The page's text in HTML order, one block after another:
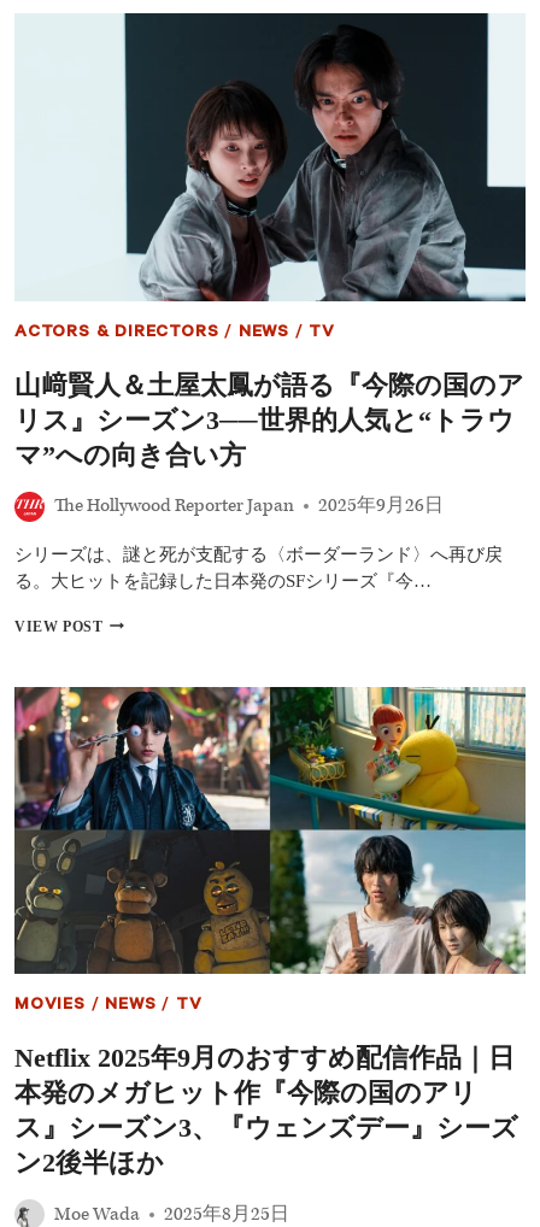
ッ
会
「SIGNAL181」
第
1
作
年
版
MER
走
る
緊
救
室
～
海
シ
ョ
ン』
ほ
か
ACTORS & DIRECTORS / NEWS / TV
山﨑賢人＆土屋太鳳が語る『今際の国のア
リス』シーズン3──世界的人気と“トラウ
マ”への向き合い方
The Hollywood Reporter Japan 2025年9月26日
シリーズは、謎と死が支配する〈ボーダーランド〉へ再び戻
る。大ヒットを記録した日本発のSFシリーズ『今…
VIEW POST山
人
＆
土
屋
太
鳳
が
語
『今
際
の
国
リ
シ
ズ
ン
3──
世
的
MOVIES / NEWS / TV
Netflix 2025年9月のおすすめ配信作品｜日
本発のメガヒット作『今際の国のアリ
ス』シーズン3、『ウェンズデー』シーズ
ン2後半ほか
Moe Wada 2025年8月25日